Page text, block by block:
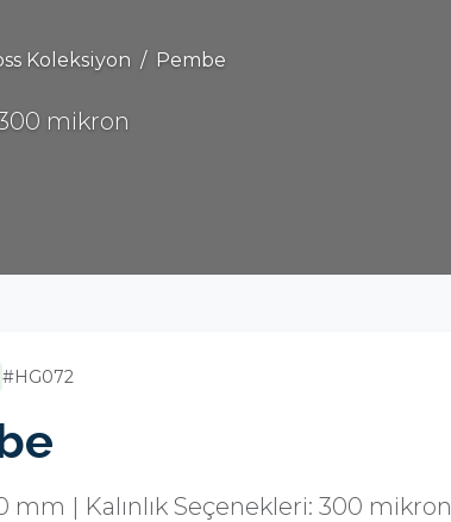
Koleksiyon Pembe
mikron
#HG072
mm | Kalınlık Seçenekleri: 300 mikron